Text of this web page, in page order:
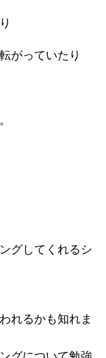
がっていたり
グしてくれるシ
れるかも知れま